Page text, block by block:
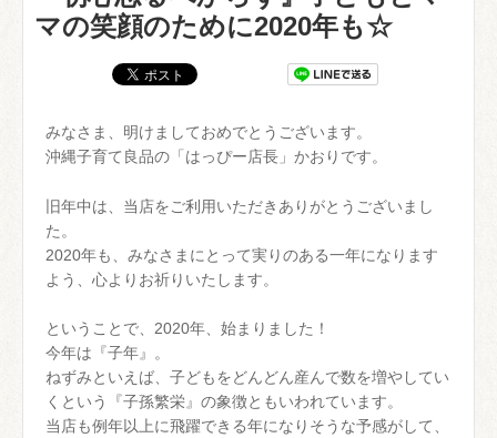
マの笑顔のために2020年も☆
みなさま、明けましておめでとうございます。
沖縄子育て良品の「はっぴー店長」かおりです。
旧年中は、当店をご利用いただきありがとうございまし
た。
2020年も、みなさまにとって実りのある一年になります
よう、心よりお祈りいたします。
ということで、2020年、始まりました！
今年は『子年』。
ねずみといえば、子どもをどんどん産んで数を増やしてい
くという『子孫繁栄』の象徴ともいわれています。
当店も例年以上に飛躍できる年になりそうな予感がして、